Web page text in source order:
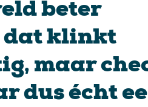
beter
dat klinkt
maar
dus écht